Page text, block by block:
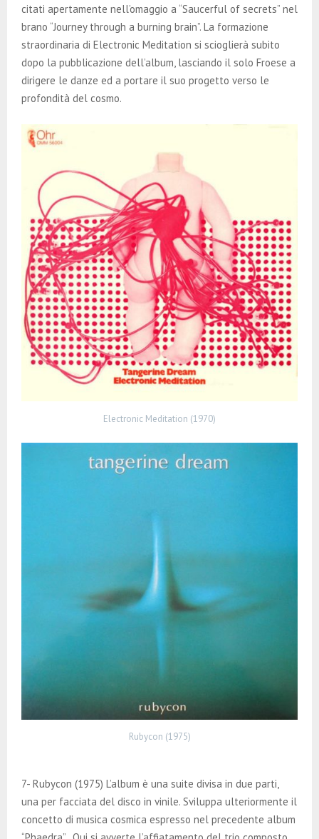
citati apertamente nell’omaggio a “Saucerful of secrets” nel
brano “Journey through a burning brain”. La formazione
straordinaria di Electronic Meditation si scioglierà subito
dopo la pubblicazione dell’album, lasciando il solo Froese a
dirigere le danze ed a portare il suo progetto verso le
profondità del cosmo.
Electronic Meditation (1970)
Rubycon (1975)
7- Rubycon (1975) L’album è una suite divisa in due parti,
una per facciata del disco in vinile. Sviluppa ulteriormente il
concetto di musica cosmica espresso nel precedente album